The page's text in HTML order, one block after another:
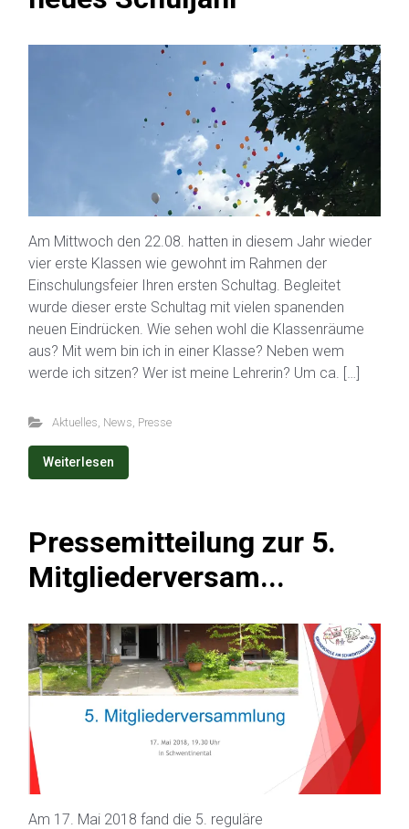
Am Mittwoch den 22.08. hatten in diesem Jahr wieder
vier erste Klassen wie gewohnt im Rahmen der
Einschulungsfeier Ihren ersten Schultag. Begleitet
wurde dieser erste Schultag mit vielen spanenden
neuen Eindrücken. Wie sehen wohl die Klassenräume
aus? Mit wem bin ich in einer Klasse? Neben wem
werde ich sitzen? Wer ist meine Lehrerin? Um ca. […]
Aktuelles News Presse
Weiterlesen
Pressemitteilung zur 5.
Mitgliederversam...
Am 17. Mai 2018 fand die 5. reguläre